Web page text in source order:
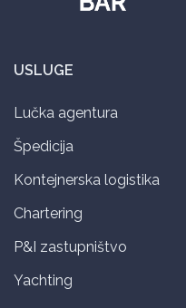
USLUGE
Lučka agentura
Špedicija
Kontejnerska logistika
Chartering
P&I zastupništvo
Yachting